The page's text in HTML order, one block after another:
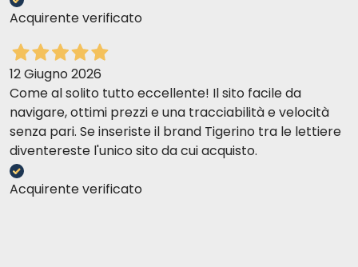
Acquirente verificato
12 Giugno 2026
Come al solito tutto eccellente! Il sito facile da
navigare, ottimi prezzi e una tracciabilità e velocità
senza pari. Se inseriste il brand Tigerino tra le lettiere
diventereste l'unico sito da cui acquisto.
Acquirente verificato